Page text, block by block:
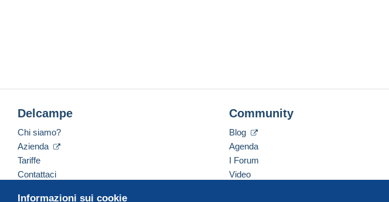
Informazioni sui cookie
Delcampe
Chi siamo?
Azienda
Tariffe
Contattaci
Community
Blog
Agenda
I Forum
Video